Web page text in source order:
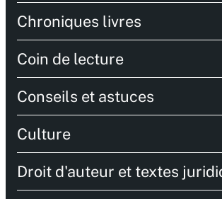
Chroniques livres
Coin de lecture
Conseils et astuces
Culture
Droit d'auteur et textes